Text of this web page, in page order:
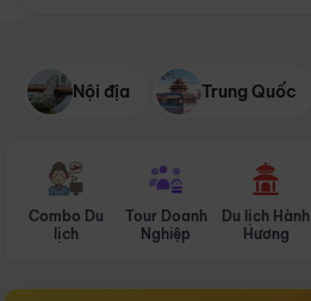
Nội địa Trung Quốc
Combo Du
lịch
Tour Doanh
Nghiệp
Du lịch Hành
Hương